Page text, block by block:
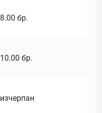
8.00 бр.
10.00 бр.
изчерпан